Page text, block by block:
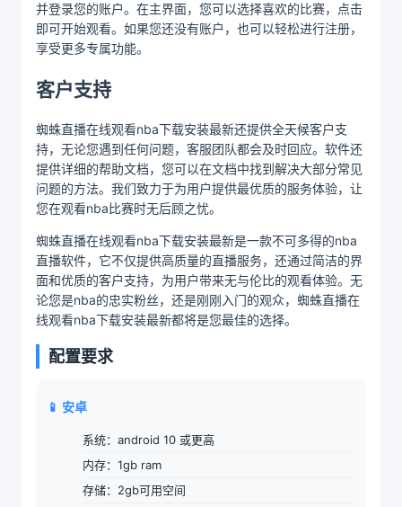
并登录您的账户。在主界面，您可以选择喜欢的比赛，点击
即可开始观看。如果您还没有账户，也可以轻松进行注册，
享受更多专属功能。
客户支持
蜘蛛直播在线观看nba下载安装最新还提供全天候客户支
持，无论您遇到任何问题，客服团队都会及时回应。软件还
提供详细的帮助文档，您可以在文档中找到解决大部分常见
问题的方法。我们致力于为用户提供最优质的服务体验，让
您在观看nba比赛时无后顾之忧。
蜘蛛直播在线观看nba下载安装最新是一款不可多得的nba
直播软件，它不仅提供高质量的直播服务，还通过简洁的界
面和优质的客户支持，为用户带来无与伦比的观看体验。无
论您是nba的忠实粉丝，还是刚刚入门的观众，蜘蛛直播在
线观看nba下载安装最新都将是您最佳的选择。
配置要求
📱 安卓
系统：android 10 或更高
内存：1gb ram
存储：2gb可用空间